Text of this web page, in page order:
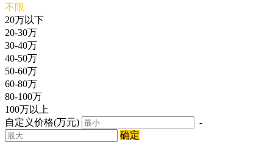
不限
20万以下
20-30万
30-40万
40-50万
50-60万
60-80万
80-100万
100万以上
自定义价格(万元)
-
确定